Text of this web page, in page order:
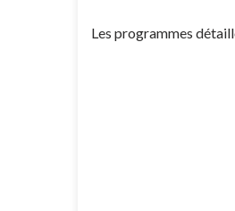
Les programmes